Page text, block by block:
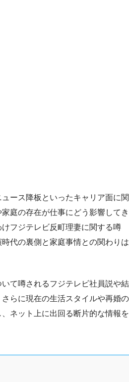
ース降板といったキャリア面に関
庭の存在が仕事にどう影響してき
フジテレビ反町理妻に関する噂
代の裏側と家庭事情との関わりは
て噂されるフジテレビ社員説や結
らに現在の生活スタイルや再婚の
ネット上に出回る断片的な情報を